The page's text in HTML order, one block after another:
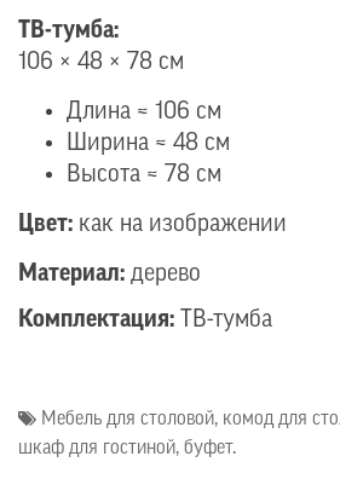
ТВ-тумба:
106 × 48 × 78 см
Длина ≈ 106 см
Ширина ≈ 48 см
Высота ≈ 78 см
Цвет: как на изображении
Материал: дерево
Комплектация: ТВ-тумба
Мебель для столовой, комод для
шкаф для гостиной, буфет.